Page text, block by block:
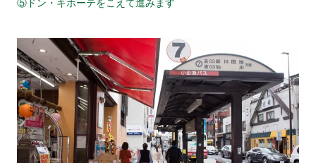
⑤ドン・キホーテをこえて進みます